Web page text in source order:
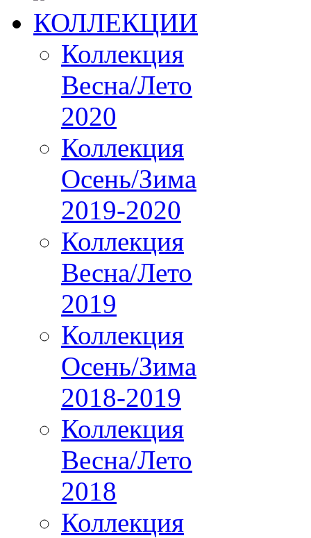
КОЛЛЕКЦИИ
Коллекция
Весна/Лето
2020
Коллекция
Осень/Зима
2019-2020
Коллекция
Весна/Лето
2019
Коллекция
Осень/Зима
2018-2019
Коллекция
Весна/Лето
2018
Коллекция